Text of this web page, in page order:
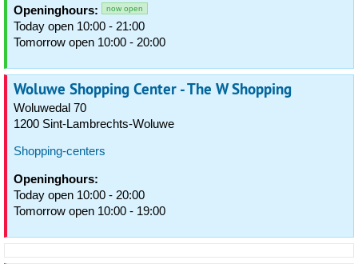
Openinghours: now open
Today open 10:00 - 21:00
Tomorrow open 10:00 - 20:00
Woluwe Shopping Center - The W Shopping
Woluwedal 70
1200 Sint-Lambrechts-Woluwe
Shopping-centers
Openinghours:
Today open 10:00 - 20:00
Tomorrow open 10:00 - 19:00